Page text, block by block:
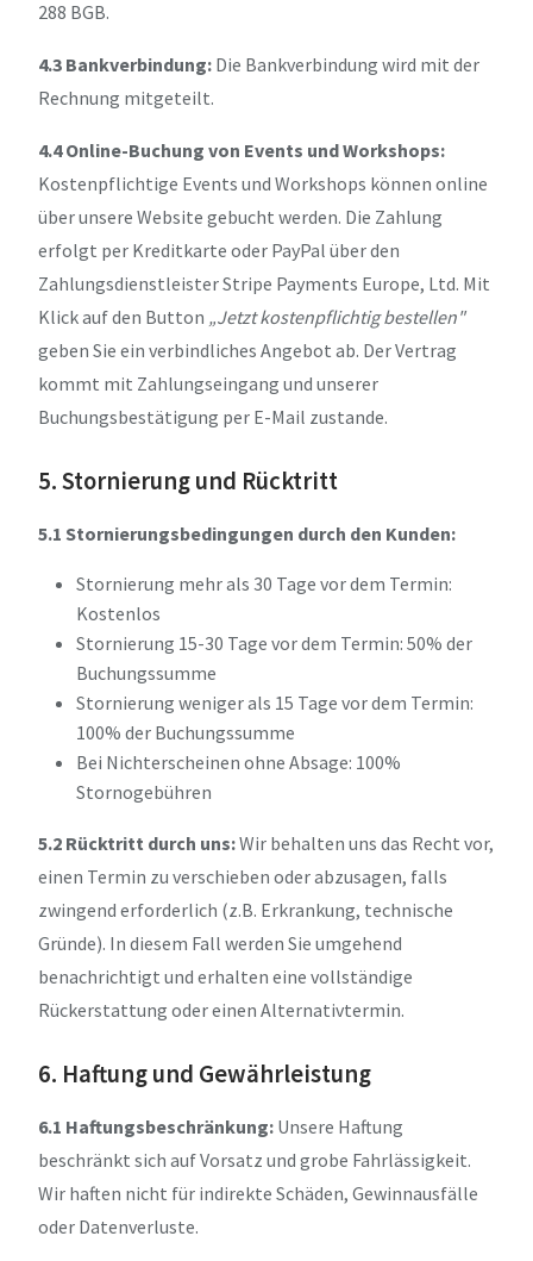
288 BGB.
4.3 Bankverbindung: Die Bankverbindung wird mit der
Rechnung mitgeteilt.
4.4 Online-Buchung von Events und Workshops:
Kostenpflichtige Events und Workshops können online
über unsere Website gebucht werden. Die Zahlung
erfolgt per Kreditkarte oder PayPal über den
Zahlungsdienstleister Stripe Payments Europe, Ltd. Mit
Klick auf den Button „Jetzt kostenpflichtig bestellen"
geben Sie ein verbindliches Angebot ab. Der Vertrag
kommt mit Zahlungseingang und unserer
Buchungsbestätigung per E-Mail zustande.
5. Stornierung und Rücktritt
5.1 Stornierungsbedingungen durch den Kunden:
Stornierung mehr als 30 Tage vor dem Termin:
Kostenlos
Stornierung 15-30 Tage vor dem Termin: 50% der
Buchungssumme
Stornierung weniger als 15 Tage vor dem Termin:
100% der Buchungssumme
Bei Nichterscheinen ohne Absage: 100%
Stornogebühren
5.2 Rücktritt durch uns:Wir behalten uns das Recht vor,
einen Termin zu verschieben oder abzusagen, falls
zwingend erforderlich (z.B. Erkrankung, technische
Gründe). In diesem Fall werden Sie umgehend
benachrichtigt und erhalten eine vollständige
Rückerstattung oder einen Alternativtermin.
6. Haftung und Gewährleistung
6.1 Haftungsbeschränkung: Unsere Haftung
beschränkt sich auf Vorsatz und grobe Fahrlässigkeit.
Wir haften nicht für indirekte Schäden, Gewinnausfälle
oder Datenverluste.